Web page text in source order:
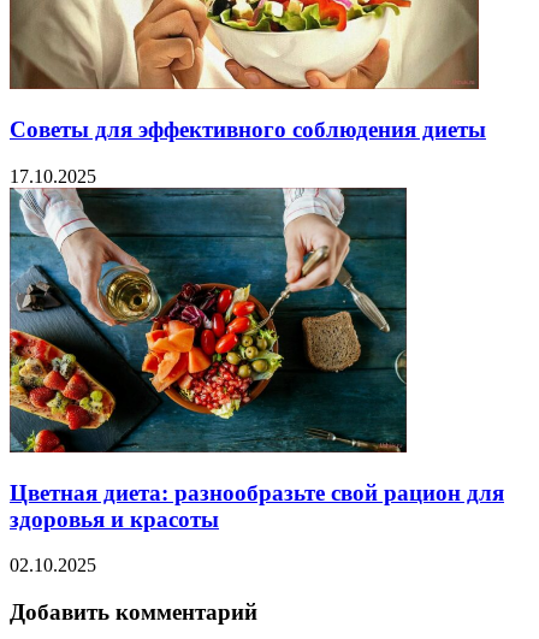
Советы для эффективного соблюдения диеты
17.10.2025
Цветная диета: разнообразьте свой рацион для
здоровья и красоты
02.10.2025
Добавить комментарий